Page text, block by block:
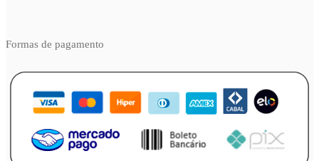
Formas de pagamento